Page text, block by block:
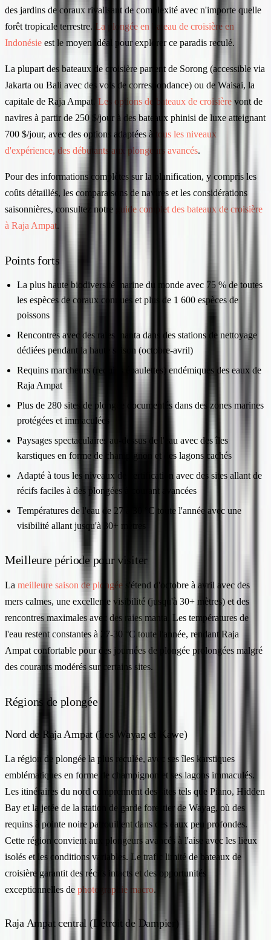
des jardins de coraux rivalisant de complexité avec n'importe quelle
forêt tropicale terrestre. La plongée en bateau de croisière en
Indonésie est le moyen idéal pour explorer ce paradis reculé.
La plupart des bateaux de croisière partent de Sorong (accessible via
Jakarta ou Bali avec des vols de correspondance) ou de Waisai, la
capitale de Raja Ampat. Les options de bateaux de croisière vont de
navires à partir de 250 $/jour à des bateaux phinisi de luxe atteignant
700 $/jour, avec des options adaptées à tous les niveaux
d'expérience, des débutants aux plongeurs avancés.
Pour des informations complètes sur la planification, y compris les
coûts détaillés, les comparaisons de navires et les considérations
saisonnières, consultez notre
guide complet des bateaux de croisière
à Raja Ampat.
Points forts
La plus haute biodiversité marine du monde avec 75 % de toutes
les espèces de coraux connues et plus de 1 600 espèces de
poissons
Rencontres avec des raies manta dans des stations de nettoyage
dédiées pendant la haute saison (octobre-avril)
Requins marcheurs (requins épaulettes) endémiques des eaux de
Raja Ampat
Plus de 280 sites de plongée documentés dans des zones marines
protégées et immaculées
Paysages spectaculaires au-dessus de l'eau avec des îles
karstiques en forme de champignon et des lagons cachés
Adapté à tous les niveaux de certification avec des sites allant de
récifs faciles à des plongées à courant avancées
Températures de l'eau de 27 à 30 °C toute l'année avec une
visibilité allant jusqu'à 30+ mètres
Meilleure période pour visiter
La meilleure saison de plongée s'étend d'octobre à avril avec des
mers calmes, une excellente visibilité (jusqu'à 30+ mètres) et des
rencontres maximales avec des raies manta. Les températures de
l'eau restent constantes à 27-30 °C toute l'année, rendant Raja
Ampat confortable pour des journées de plongée prolongées malgré
des courants modérés sur certains sites.
Régions de plongée
Nord de Raja Ampat (îles Wayag et Kawe)
La région de plongée la plus reculée, avec ses îles karstiques
emblématiques en forme de champignon et ses lagons immaculés.
Les itinéraires du nord comprennent des sites tels que Piano, Hidden
Bay et la jetée de la station de garde forestier de Wayag, où des
requins à pointe noire patrouillent dans des eaux peu profondes.
Cette région convient aux plongeurs avancés à l'aise avec les lieux
isolés et les conditions variables. Le trafic limité de bateaux de
croisière garantit des récifs intacts et des opportunités
exceptionnelles de photographie macro.
Raja Ampat central (Détroit de Dampier)